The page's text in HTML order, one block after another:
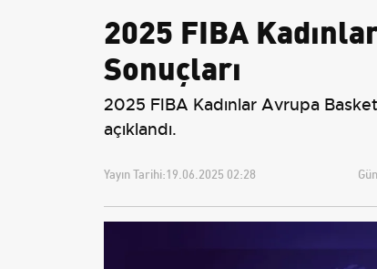
2025 FIBA
Sonuçları
2025 FIBA Kadınlar Avrupa
açıklandı.
Yayın Tarihi:19.06.2025 02:28